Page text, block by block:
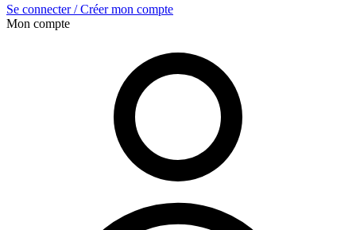
Se connecter / Créer mon compte
Mon compte